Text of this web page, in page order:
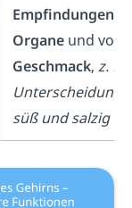
Empfindungen
Organeund von
Geschmack, z. B.:
Unterscheidung
süß und salzig